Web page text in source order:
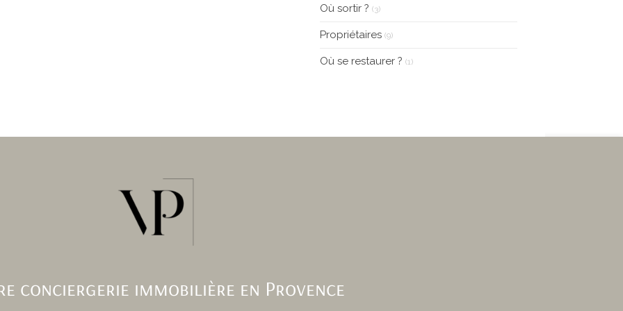
Où sortir ? (3)
Propriétaires (9)
Où se restaurer ? (1)
conciergerie immobilière en Provence